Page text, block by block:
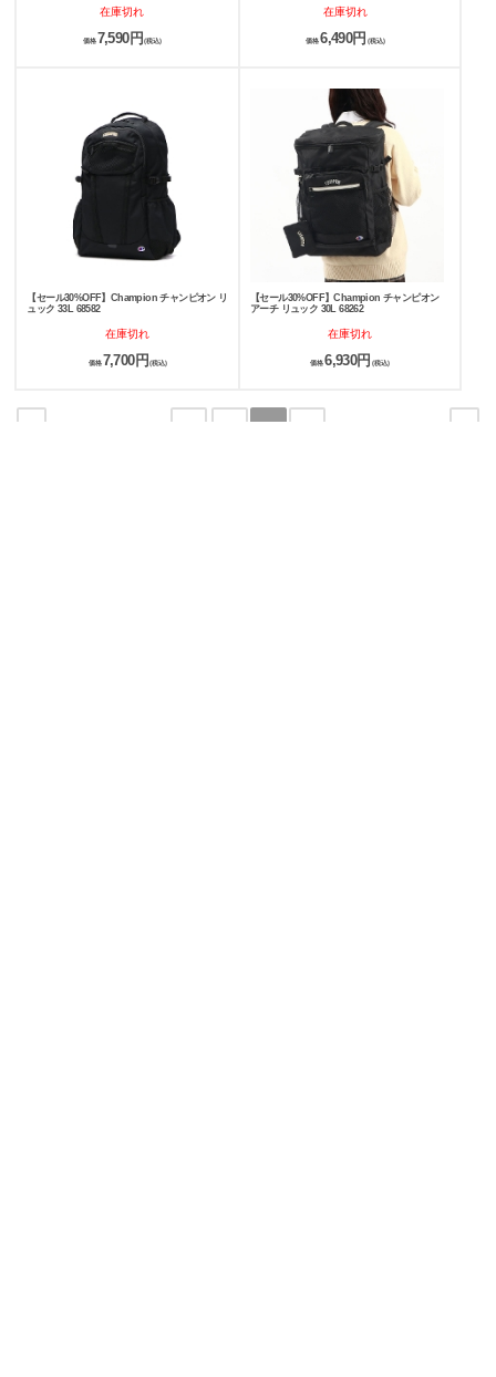
在庫切れ
価格 7,590円 (税込)
在庫切れ
価格 6,490円 (税込)
【セール30%OFF】Champion チャンピオン リ
ュック 33L 68582
在庫切れ
価格 7,700円 (税込)
【セール30%OFF】Champion チャンピオン
アーチ リュック 30L 68262
在庫切れ
価格6,930円 (税込)